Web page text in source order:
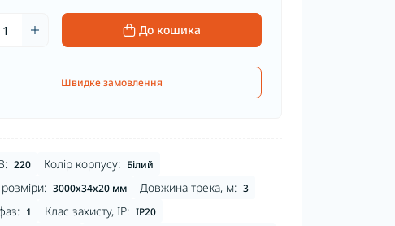
До кошика
Швидке замовлення
220 Колір корпусу: Білий
розміри: 3000x34x20 мм Довжина трека, м: 3
1 Клас захисту, IP: IP20